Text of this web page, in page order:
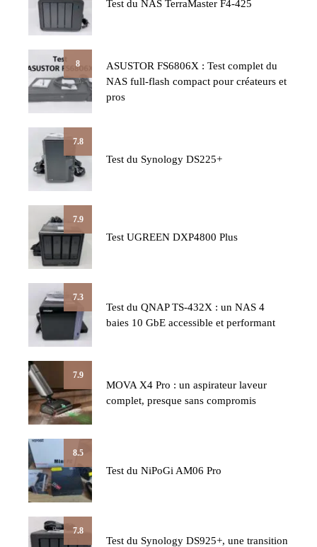
Test du NAS TerraMaster F4-425
8
ASUSTOR FS6806X : Test complet du
NAS full-flash compact pour créateurs et
pros
7.8
Test du Synology DS225+
7.9
Test UGREEN DXP4800 Plus
7.3
Test du QNAP TS-432X : un NAS 4
baies 10 GbE accessible et performant
7.9
MOVA X4 Pro : un aspirateur laveur
complet, presque sans compromis
8.5
Test du NiPoGi AM06 Pro
7.8
Test du Synology DS925+, une transition